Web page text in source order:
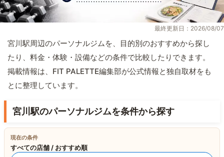
最終更新日：2026/08/07
宮川駅周辺のパーソナルジムを、目的別のおすすめから探し
たり、料金・体験・設備などの条件で比較したりできます。
掲載情報は、FIT PALETTE編集部が公式情報と独自取材をも
とに整理しています。
宮川駅のパーソナルジムを条件から探す
現在の条件
すべての店舗 / おすすめ順